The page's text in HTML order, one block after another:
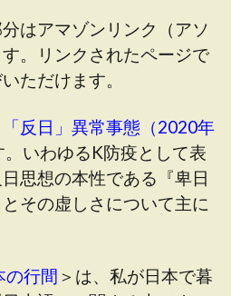
はアマゾンリンク（アソ
。リンクされたページで
ただけます。
「反日」異常事態（2020年
。いわゆるK防疫として表
思想の本性である『卑日
とその虚しさについて主に
の行間 ＞は、私が日本で暮